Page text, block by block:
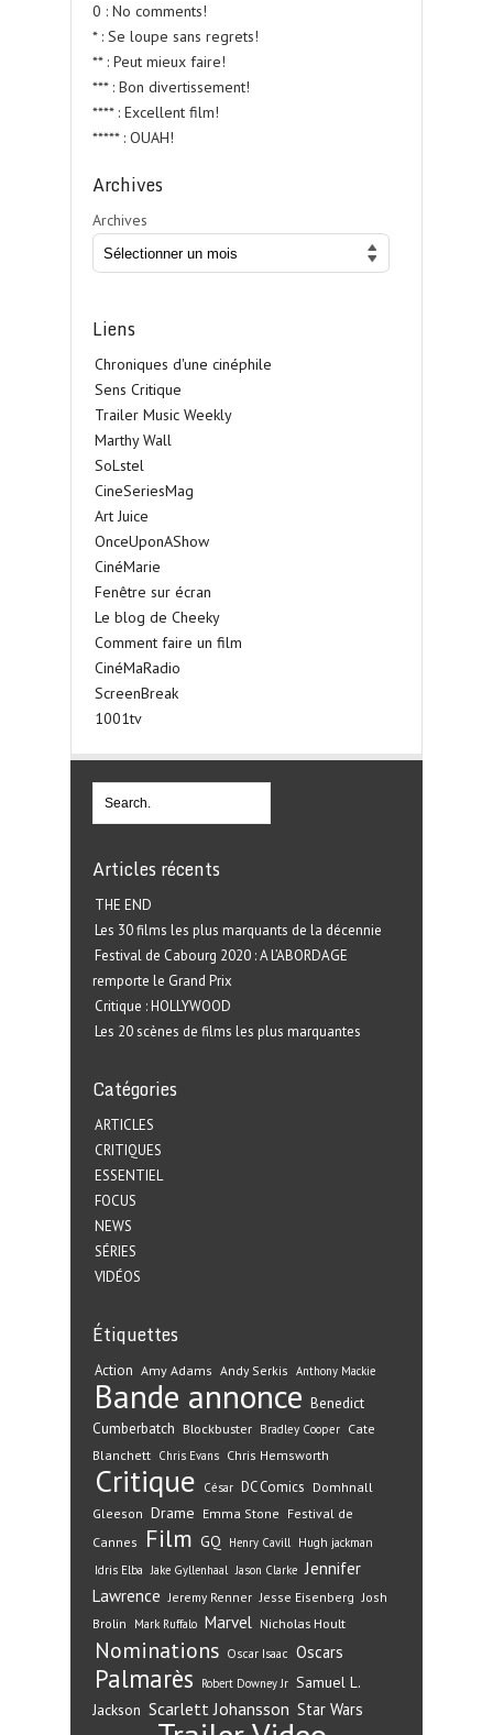
0 : No comments!
* : Se loupe sans regrets!
** : Peut mieux faire!
*** : Bon divertissement!
**** : Excellent film!
***** : OUAH!
Archives
Archives
Liens
Chroniques d'une cinéphile
Sens Critique
Trailer Music Weekly
Marthy Wall
SoLstel
CineSeriesMag
Art Juice
OnceUponAShow
CinéMarie
Fenêtre sur écran
Le blog de Cheeky
Comment faire un film
CinéMaRadio
ScreenBreak
1001tv
Articles récents
THE END
Les 30 films les plus marquants de la décennie
Festival de Cabourg 2020 : A L’ABORDAGE
remporte le Grand Prix
Critique : HOLLYWOOD
Les 20 scènes de films les plus marquantes
Catégories
ARTICLES
CRITIQUES
ESSENTIEL
FOCUS
NEWS
SÉRIES
VIDÉOS
Étiquettes
Action Amy Adams Andy Serkis Anthony Mackie
Bande annonce Benedict
Cumberbatch Blockbuster Bradley Cooper Cate
Blanchett Chris Evans Chris Hemsworth
Critique César DC Comics Domhnall
Gleeson Drame Emma Stone Festival de
Cannes
Film GQ Henry Cavill Hugh jackman
Idris Elba Jake Gyllenhaal Jason Clarke Jennifer
Lawrence Jeremy Renner Jesse Eisenberg Josh
Brolin
Mark Ruffalo Marvel Nicholas Hoult
Nominations Oscar Isaac Oscars
Palmarès Robert Downey Jr Samuel L.
Jackson Scarlett Johansson Star Wars